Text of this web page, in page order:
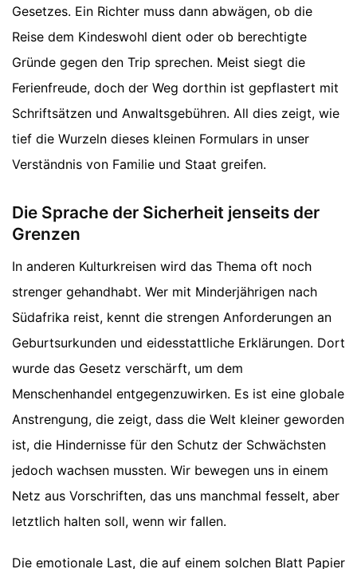
Gesetzes. Ein Richter muss dann abwägen, ob die
Reise dem Kindeswohl dient oder ob berechtigte
Gründe gegen den Trip sprechen. Meist siegt die
Ferienfreude, doch der Weg dorthin ist gepflastert mit
Schriftsätzen und Anwaltsgebühren. All dies zeigt, wie
tief die Wurzeln dieses kleinen Formulars in unser
Verständnis von Familie und Staat greifen.
Die Sprache der Sicherheit jenseits der
Grenzen
In anderen Kulturkreisen wird das Thema oft noch
strenger gehandhabt. Wer mit Minderjährigen nach
Südafrika reist, kennt die strengen Anforderungen an
Geburtsurkunden und eidesstattliche Erklärungen. Dort
wurde das Gesetz verschärft, um dem
Menschenhandel entgegenzuwirken. Es ist eine globale
Anstrengung, die zeigt, dass die Welt kleiner geworden
ist, die Hindernisse für den Schutz der Schwächsten
jedoch wachsen mussten. Wir bewegen uns in einem
Netz aus Vorschriften, das uns manchmal fesselt, aber
letztlich halten soll, wenn wir fallen.
Die emotionale Last, die auf einem solchen Blatt Papier